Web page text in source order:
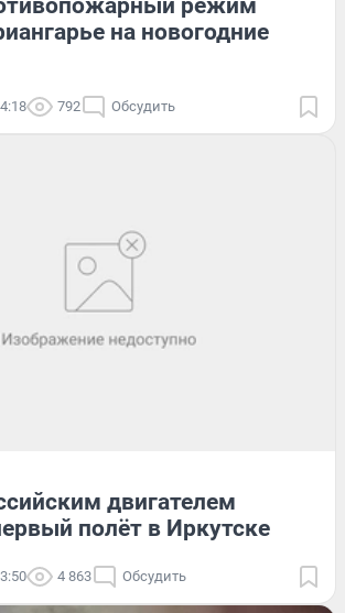
режим
на новогодние
792 Обсудить
двигателем
полёт в Иркутске
4 863 Обсудить